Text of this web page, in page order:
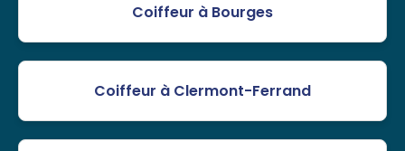
Coiffeur à Bourges
Coiffeur à Clermont-Ferrand